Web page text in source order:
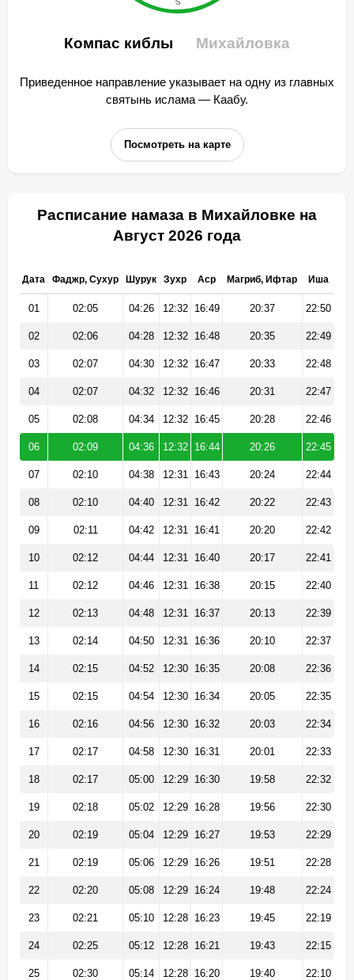
Компас киблы Михайловка
Приведенное направление указывает на одну из главных
святынь ислама — Каабу.
Посмотреть на карте
Расписание намаза в Михайловке на
Август 2026 года
Дата Фаджр, Сухур Шурук Зухр Аср Магриб, Ифтар Иша
01 02:05 04:26 12:32 16:49 20:37 22:50
02 02:06 04:28 12:32 16:48 20:35 22:49
03 02:07 04:30 12:32 16:47 20:33 22:48
04 02:07 04:32 12:32 16:46 20:31 22:47
05 02:08 04:34 12:32 16:45 20:28 22:46
06 02:09 04:36 12:32 16:44 20:26 22:45
07 02:10 04:38 12:31 16:43 20:24 22:44
08 02:10 04:40 12:31 16:42 20:22 22:43
09 02:11 04:42 12:31 16:41 20:20 22:42
10 02:12 04:44 12:31 16:40 20:17 22:41
11 02:12 04:46 12:31 16:38 20:15 22:40
12 02:13 04:48 12:31 16:37 20:13 22:39
13 02:14 04:50 12:31 16:36 20:10 22:37
14 02:15 04:52 12:30 16:35 20:08 22:36
15 02:15 04:54 12:30 16:34 20:05 22:35
16 02:16 04:56 12:30 16:32 20:03 22:34
17 02:17 04:58 12:30 16:31 20:01 22:33
18 02:17 05:00 12:29 16:30 19:58 22:32
19 02:18 05:02 12:29 16:28 19:56 22:30
20 02:19 05:04 12:29 16:27 19:53 22:29
21 02:19 05:06 12:29 16:26 19:51 22:28
22 02:20 05:08 12:29 16:24 19:48 22:24
23 02:21 05:10 12:28 16:23 19:45 22:19
24 02:25 05:12 12:28 16:21 19:43 22:15
25 02:30 05:14 12:28 16:20 19:40 22:10